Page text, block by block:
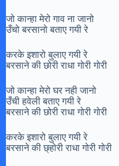
जो कान्हा मेरो गाव ना जानो
उँचो बरसानो बताए गयी रे
करके इशारो बुलाए गयी रे
बरसाने की छोरी राधा गोरी गोरी
जो कान्हा मेरो घर नही जानो
उँची हवेली बताए गयी रे
बरसाने की छोरी राधा गोरी गोरी
करके इशारो बुलाए गयी रे
बरसाने की छ्होरी राधा गोरी गोरी